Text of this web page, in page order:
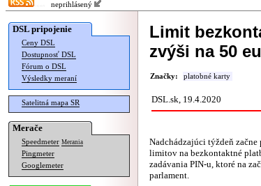
neprihlásený
DSL pripojenie
Ceny DSL
Dostupnosť DSL
Fórum o DSL
Výsledky meraní
Satelitná mapa SR
Merače
Speedmeter Merania
Pingmeter
Googlemeter
Limit
zvýši na 50
Značky: platobné karty
DSL.sk, 19.4.2020
Nadchádzajúci týždeň
limitov na bezkontaktné
zadávania PIN-u, ktoré na
parlament.